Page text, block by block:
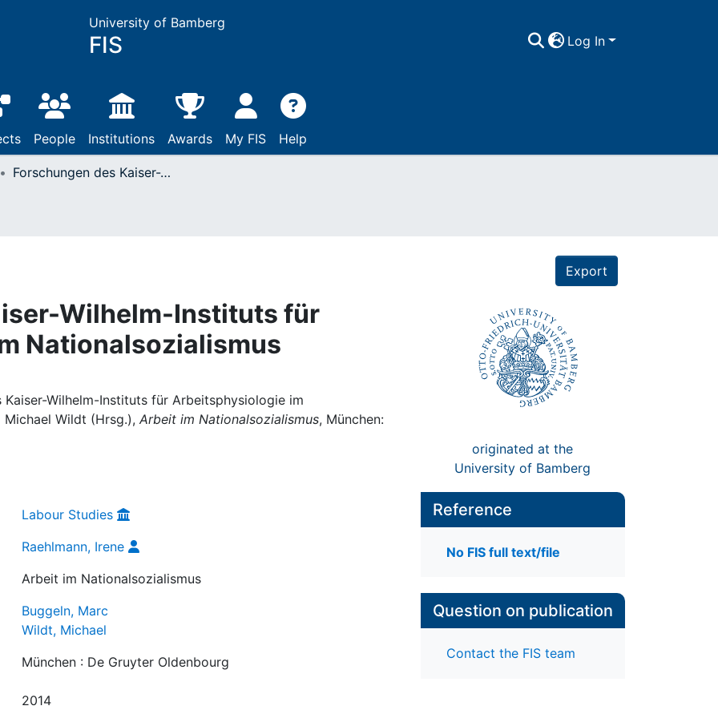
University of Bamberg
FIS Log In
People Institutions Awards My FIS Help
Forschungen des Kaiser-Wilhelm-Instituts für Arbeitsphysiologie im Nationalsozialismus
Export
Wilhelm-Instituts für
Nationalsozialismus
Kaiser-Wilhelm-Instituts für Arbeitsphysiologie im
Wildt (Hrsg.), Arbeit im Nationalsozialismus, München:
originated at the
University of Bamberg
Labour Studies
Raehlmann, Irene
Arbeit im Nationalsozialismus
Buggeln, Marc
Wildt, Michael
München : De Gruyter Oldenbourg
2014
Reference
No FIS full text/file
Question on publication
Contact the FIS team